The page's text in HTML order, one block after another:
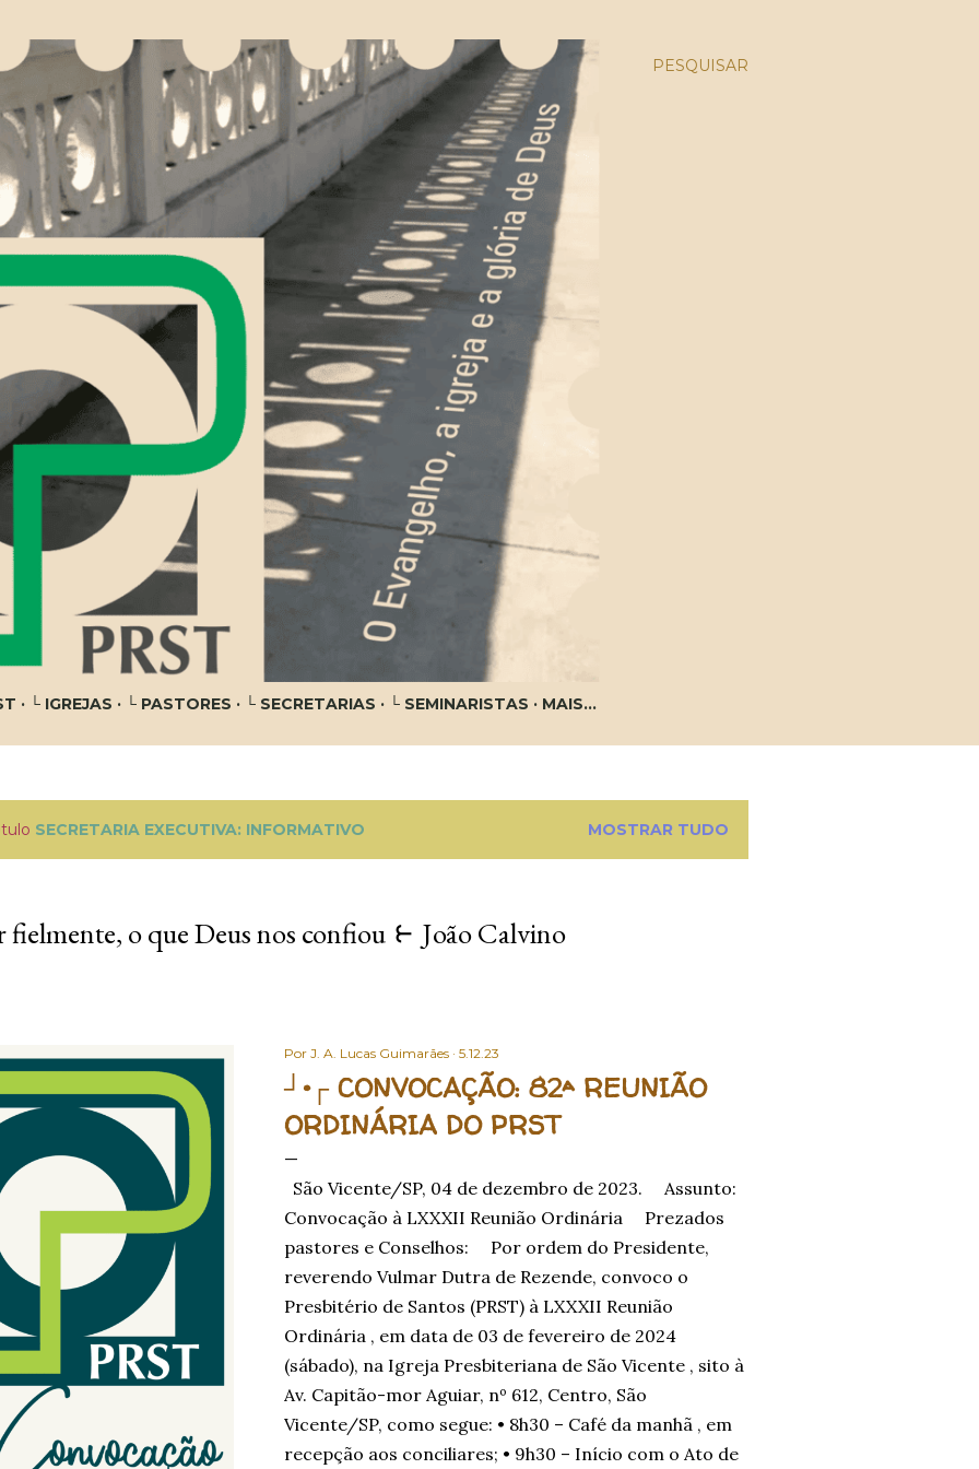
PESQUISAR
└ IGREJAS └ PASTORES └ SECRETARIAS └ SEMINARISTAS MAIS…
SECRETARIA EXECUTIVA: INFORMATIVO MOSTRAR TUDO
o que Deus nos confiou ⥼ João Calvino
Por J. A. Lucas Guimarães 5.12.23
┘•┌ CONVOCAÇÃO: 82ª REUNIÃO
ORDINÁRIA DO PRST
São Vicente/SP, 04 de dezembro de 2023. Assunto:
Convocação à LXXXII Reunião Ordinária Prezados
pastores e Conselhos: Por ordem do Presidente,
reverendo Vulmar Dutra de Rezende, convoco o
Presbitério de Santos (PRST) à LXXXII Reunião
Ordinária , em data de 03 de fevereiro de 2024
(sábado), na Igreja Presbiteriana de São Vicente , sito à
Av. Capitão-mor Aguiar, nº 612, Centro, São
Vicente/SP, como segue: • 8h30 – Café da manhã , em
recepção aos conciliares; • 9h30 – Início com o Ato de